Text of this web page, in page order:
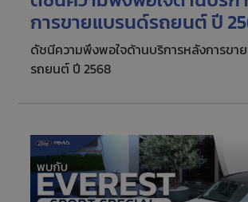
การขายแบรนด์รถยนต์ ปี
ดัชนีความพึงพอใจด้านบริการหลังการขา
รถยนต์ ปี 2568